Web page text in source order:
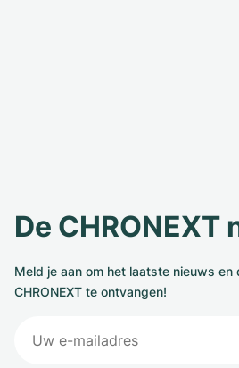
De
Meld je aan om het laatste nieuws
CHRONEXT te ontvangen!